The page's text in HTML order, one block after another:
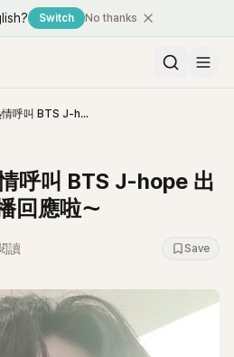
Switch No thanks
《我獨自生活》熱情呼叫 BTS J-hope 出演！本人親自直播回應啦～
情呼叫 BTS J-hope 出
回應啦～
讀 Save